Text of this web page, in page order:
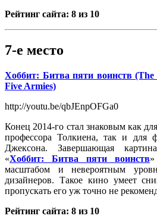
Рейтинг сайта: 8 из 10
7-е место
Хоббит: Битва пяти воинств
Five Armies)
http://youtu.be/qbJEnpOFGa0
Конец 2014-го стал знаковым как
профессора Толкиена, так и для
Джексона. Завершающая
«Хоббит: Битва пяти воинств
масштабом и невероятным
дизайнеров. Такое кино умеет
пропускать его уж точно не
Рейтинг сайта: 8 из 10